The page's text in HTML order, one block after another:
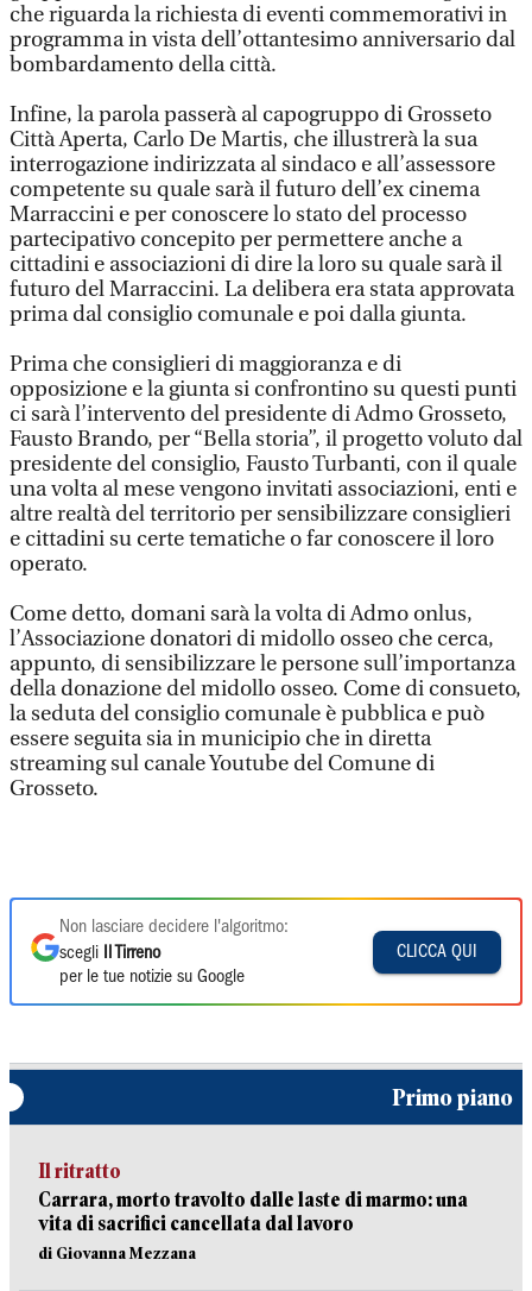
che riguarda la richiesta di eventi commemorativi in
programma in vista dell’ottantesimo anniversario dal
bombardamento della città.
Infine, la parola passerà al capogruppo di Grosseto
Città Aperta, Carlo De Martis, che illustrerà la sua
interrogazione indirizzata al sindaco e all’assessore
competente su quale sarà il futuro dell’ex cinema
Marraccini e per conoscere lo stato del processo
partecipativo concepito per permettere anche a
cittadini e associazioni di dire la loro su quale sarà il
futuro del Marraccini. La delibera era stata approvata
prima dal consiglio comunale e poi dalla giunta.
Prima che consiglieri di maggioranza e di
opposizione e la giunta si confrontino su questi punti
ci sarà l’intervento del presidente di Admo Grosseto,
Fausto Brando, per “Bella storia”, il progetto voluto dal
presidente del consiglio, Fausto Turbanti, con il quale
una volta al mese vengono invitati associazioni, enti e
altre realtà del territorio per sensibilizzare consiglieri
e cittadini su certe tematiche o far conoscere il loro
operato.
Come detto, domani sarà la volta di Admo onlus,
l’Associazione donatori di midollo osseo che cerca,
appunto, di sensibilizzare le persone sull’importanza
della donazione del midollo osseo. Come di consueto,
la seduta del consiglio comunale è pubblica e può
essere seguita sia in municipio che in diretta
streaming sul canale Youtube del Comune di
Grosseto.
Non lasciare decidere l'algoritmo:
scegli
Il Tirreno
per le tue notizie su Google
CLICCA QUI
Primo piano
Il ritratto
Carrara, morto travolto dalle laste di marmo: una
vita di sacrifici cancellata dal lavoro
di Giovanna Mezzana